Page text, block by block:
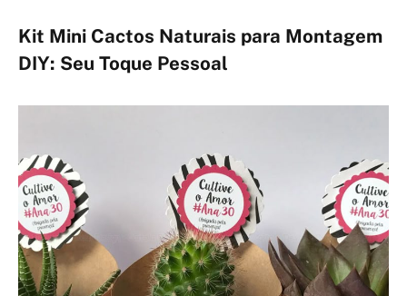
Kit Mini Cactos Naturais para Montagem
DIY: Seu Toque Pessoal